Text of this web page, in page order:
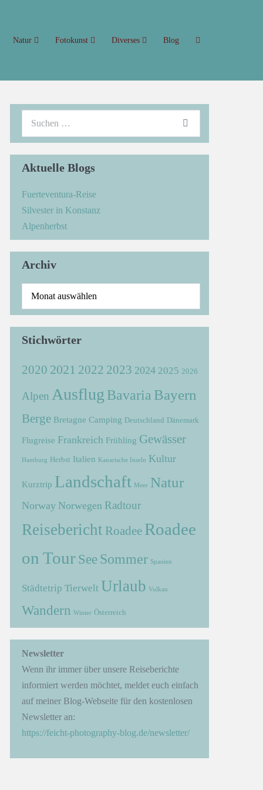
Natur Fotokunst Diverses Blog
Aktuelle Blogs
Fuerteventura-Reise
Silvester in Konstanz
Alpenherbst
Archiv
Stichwörter
2020 2021 2022 2023 2024 2025 2026
Alpen Ausflug Bavaria Bayern
Berge Bretagne Camping Deutschland Dänemark
Flugreise Frankreich Frühling Gewässer
Hamburg Herbst Italien Kanarische Inseln Kultur
Kurztrip Landschaft Meer Natur
Norway Norwegen Radtour
Reisebericht Roadee Roadee
on Tour See Sommer Spanien
Städtetrip Tierwelt Urlaub Vulkan
Wandern Winter Österreich
Newsletter
Wenn ihr immer über unsere Reiseberichte
informiert werden möchtet, meldet euch einfach
auf meiner Blog-Webseite für den kostenlosen
Newsletter an:
https://feicht-photography-blog.de/newsletter/